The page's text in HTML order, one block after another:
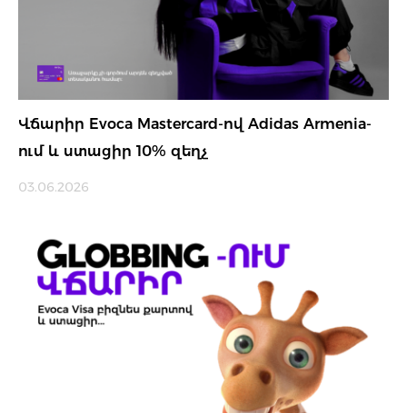
Վճարիր Evoca Mastercard-ով Adidas Armenia-
ում և ստացիր 10% զեղչ
03.06.2026